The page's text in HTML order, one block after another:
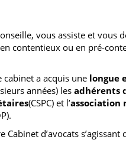
vous assiste et vous
contentieux ou en pré-
a acquis une longue
années) les adhérents
(CSPC) et l’association
d’avocats s’agissant